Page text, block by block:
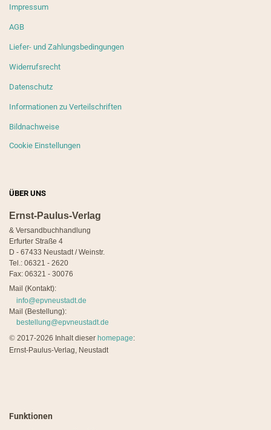
Impressum
AGB
Liefer- und Zahlungsbedingungen
Widerrufsrecht
Datenschutz
Informationen zu Verteilschriften
Bildnachweise
Cookie Einstellungen
ÜBER UNS
Ernst-Paulus-Verlag
& Versandbuchhandlung
Erfurter Straße 4
D - 67433 Neustadt / Weinstr.
Tel.: 06321 - 2620
Fax: 06321 - 30076
Mail (Kontakt):
info@epvneustadt.de
Mail (Bestellung):
bestellung@epvneustadt.de
© 2017-2026 Inhalt dieser homepage:
Ernst-Paulus-Verlag, Neustadt
Funktionen